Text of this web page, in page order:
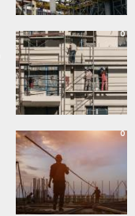
0
0